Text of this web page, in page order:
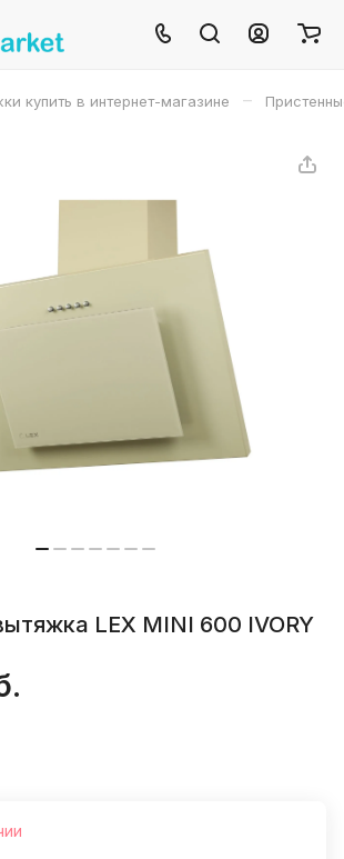
купить в интернет-магазине –
LEX MINI 600 IVORY